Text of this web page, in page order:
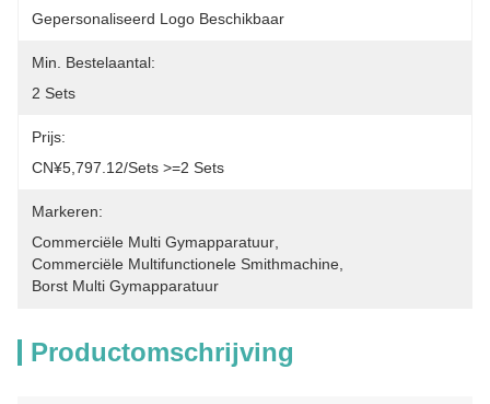
Gepersonaliseerd Logo Beschikbaar
Min. Bestelaantal:
2 Sets
Prijs:
CN¥5,797.12/sets >=2 Sets
Markeren:
Commerciële Multi Gymapparatuur
Commerciële Multifunctionele Smithmachine
Borst Multi Gymapparatuur
Productomschrijving